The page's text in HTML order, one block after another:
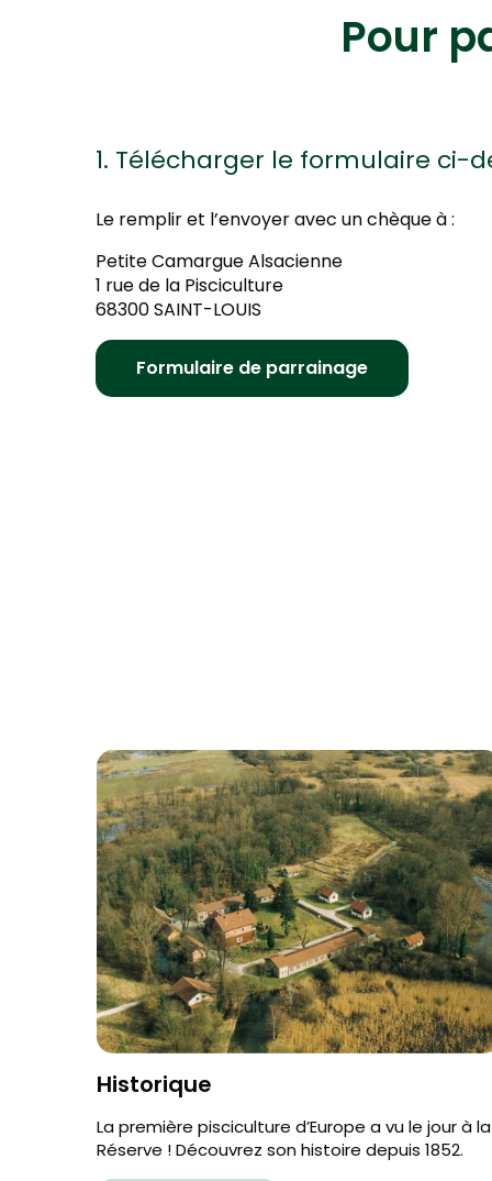
Pour
1. Télécharger le formulaire ci-
Le remplir et l’envoyer avec un chèque à :
Petite Camargue Alsacienne
1 rue de la Pisciculture
68300 SAINT-LOUIS
Formulaire de parrainage
Historique
La première pisciculture d’Europe a vu le jour à la
Réserve ! Découvrez son histoire depuis 1852.